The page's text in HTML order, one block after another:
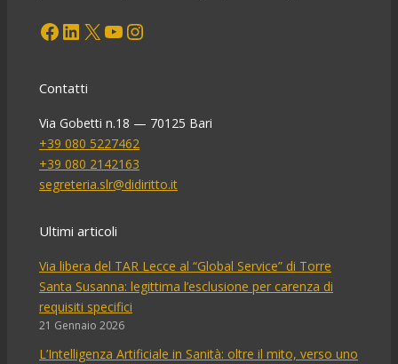
Facebook LinkedIn X YouTube Instagram
Contatti
Via Gobetti n.18 — 70125 Bari
+39 080 5227462
+39 080 2142163
segreteria.slr@didiritto.it
Ultimi articoli
Via libera del TAR Lecce al “Global Service” di Torre
Santa Susanna: legittima l’esclusione per carenza di
requisiti specifici
21 Gennaio 2026
L’Intelligenza Artificiale in Sanità: oltre il mito, verso uno